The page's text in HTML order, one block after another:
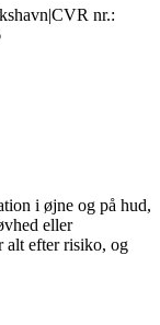
|CVR nr.:
i øjne og på hud,
eller
alt efter risiko, og